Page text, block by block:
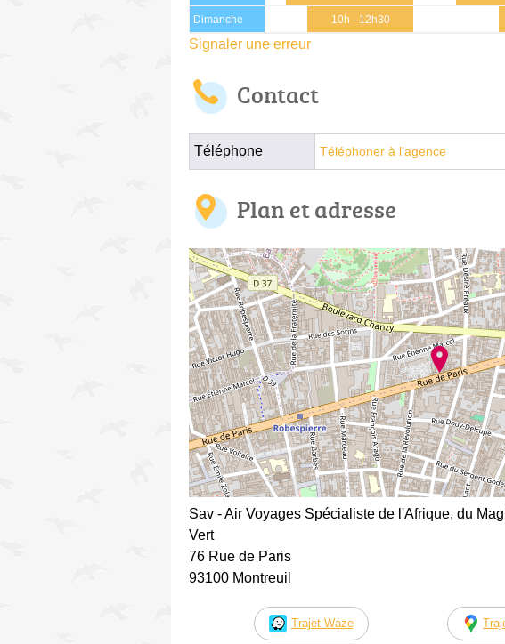
Dimanche 10h - 12h30
Signaler une erreur
Contact
Téléphone Téléphoner à l'agence
Plan et adresse
Sav - Air Voyages Spécialiste de l'Afrique, du
Vert
76 Rue de Paris
93100 Montreuil
Trajet Waze